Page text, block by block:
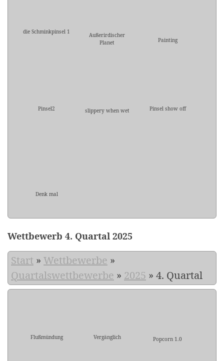
die Schminkpinsel 1
Außerirdischer
Planet
Painting
Pinsel2 slippery when wet Pinsel show off
Denk mal
Wettbewerb 4. Quartal 2025
Start » Wettbewerbe »
Quartalswettbewerbe » 2025 » 4. Quartal
Flußmündung Vergänglich Popcorn 1.0